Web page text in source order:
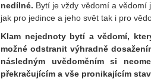
nedílné. Bytí je vždy vědomí a vědomí
jak pro jedince a jeho svět tak i pro
Klam nejednoty bytí a vědomí,
možné odstranit výhradně
následným uvědoměním si
překračujícím a vše pronikajícím